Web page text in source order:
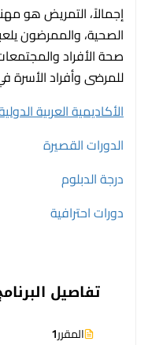
إجمالاً، التمريض هو
الصحية، والممرضون
صحة الأفراد
للمرضى وأفراد الأسرة
الأكاديمية العربية
الدورات القصيرة
درجة الدبلوم
دورات احترافية
تفاصيل
المقرر1